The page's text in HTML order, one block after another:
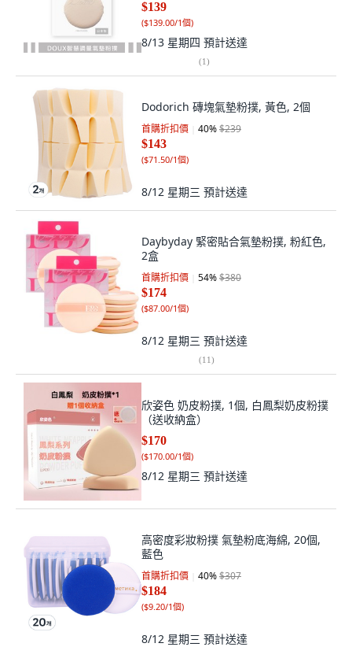
$139
($139.00/1個)
8/13 星期四 預計送達
(1)
Dodorich 磚塊氣墊粉撲, 黃色, 2個
首購折扣價 40%$239
$143
($71.50/1個)
8/12 星期三 預計送達
Daybyday 緊密貼合氣墊粉撲, 粉紅色,
2盒
首購折扣價 54%$380
$174
($87.00/1個)
8/12 星期三 預計送達
(11)
欣姿色 奶皮粉撲, 1個, 白鳳梨奶皮粉撲
（送收納盒）
$170
($170.00/1個)
8/12 星期三 預計送達
高密度彩妝粉撲 氣墊粉底海綿, 20個,
藍色
首購折扣價 40%$307
$184
($9.20/1個)
8/12 星期三 預計送達